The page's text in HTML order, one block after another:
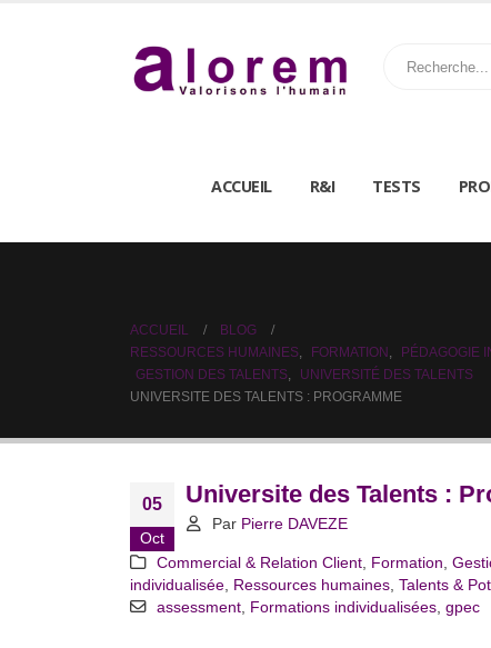
ACCUEIL R&I TESTS
ACCUEIL
BLOG
RESSOURCES HUMAINES
FORMATION PÉDAGOGIE
GESTION DES TALENTS
UNIVERSITÉ DES TALENTS
UNIVERSITE DES TALENTS : PROGRAMME
05
Oct
Universite des Talents :
Par Pierre DAVEZE
Commercial & Relation Client Formation ,
individualisée Ressources humaines Talents &
assessment Formations individualisées ,gpec